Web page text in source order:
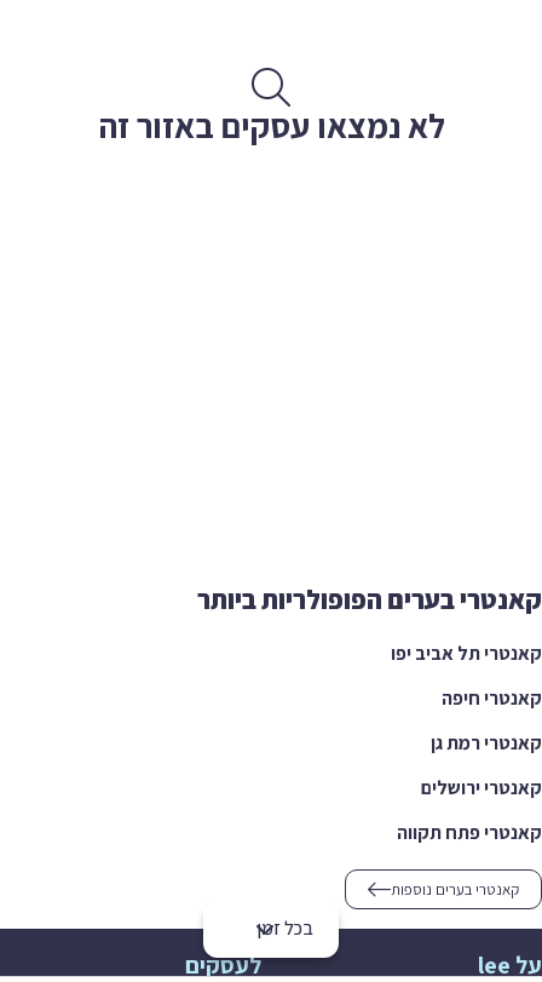
לא נמצאו עסקים באזור זה
בכל זמן
קאנטרי בערים הפופולריות ביותר
קאנטרי תל אביב יפו
קאנטרי חיפה
קאנטרי רמת גן
קאנטרי ירושלים
קאנטרי פתח תקווה
קאנטרי בערים נוספות
על lee לעסקים